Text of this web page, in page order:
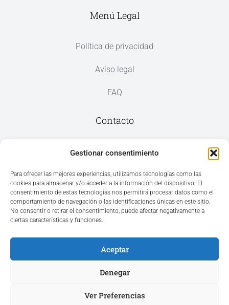
Gestionar consentimiento
Para ofrecer las mejores experiencias, utilizamos tecnologías como las
cookies para almacenar y/o acceder a la información del dispositivo. El
consentimiento de estas tecnologías nos permitirá procesar datos como el
comportamiento de navegación o las identificaciones únicas en este sitio.
No consentir o retirar el consentimiento, puede afectar negativamente a
ciertas características y funciones.
Aceptar
Denegar
Ver Preferencias
Menú Legal
Política de privacidad
Aviso legal
FAQ
Contacto
Av. del Mar, 59, 03187 Los Montesinos,
+34 965 207 262
hola@azvconsulting.com
Acceso área privada
Hola ¿En qué podemos ayudarle?